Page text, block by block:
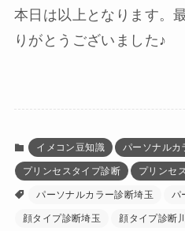
本日は以上となります。
りがとうございました♪
イメコン豆知識 パーソナルカ
プリンセスタイプ診断 プリンセ
パーソナルカラー診断埼玉 パ
顔タイプ診断埼玉 顔タイプ診断